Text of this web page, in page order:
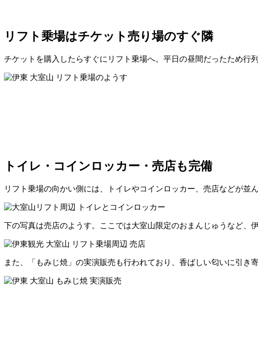
リフト乗場はチケット売り場のすぐ隣
チケットを購入したらすぐにリフト乗場へ。平日の昼間だったため行
トイレ・コインロッカー・売店も完備
リフト乗場の向かい側には、トイレやコインロッカー、売店などが並
下の写真は売店のようす。ここでは大室山限定のおまんじゅうなど、
また、「もみじ焼」の実演販売も行われており、香ばしい匂いに引き